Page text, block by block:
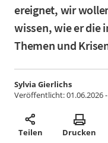
ereignet, wir
wissen, wie er die
Themen und
Sylvia Gierlichs
Veröffentlicht:01.06.2026
Teilen Drucken